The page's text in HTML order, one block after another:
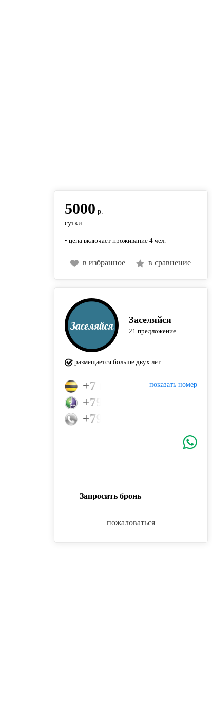
5000 р.
сутки
• цена включает проживание 4 чел.
в избранное в сравнение
Заселяйся
21 предложение
размещается больше двух лет
показать номер
+7 (960) 042-42-10
+79992699990
+79600424210
Запросить бронь
пожаловаться